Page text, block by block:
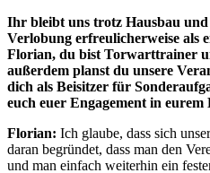
Ihr bleibt uns trotz Hausbau
Verlobung erfreulicherweise als
Florian, du bist Torwarttrainer
außerdem planst du unsere
dich als Beisitzer für
euch euer Engagement in eurem
Florian: Ich glaube, dass sich
daran begründet, dass man den
und man einfach weiterhin ein